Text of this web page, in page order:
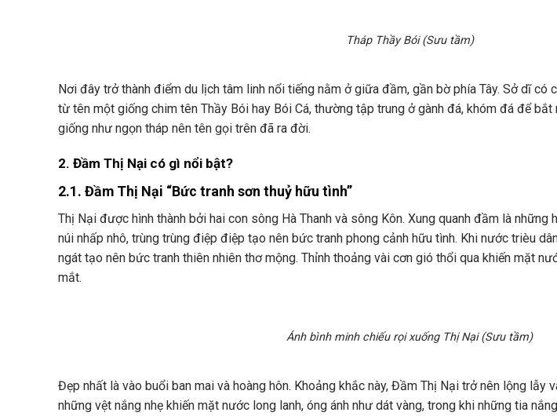
Tháp Thầy Bói (Sưu tầm)
Nơi đây trở thành điểm du lịch tâm linh nổi tiếng nằm ở giữa đầm, gần bờ phía Tây. Sở dĩ có
từ tên một giống chim tên Thầy Bói hay Bói Cá, thường tập trung ở gành đá, khóm đá để
giống như ngọn tháp nên tên gọi trên đã ra đời.
2. Đầm Thị Nại có gì nổi bật?
2.1. Đầm Thị Nại “Bức tranh sơn thuỷ hữu tình”
Thị Nại được hình thành bởi hai con sông Hà Thanh và sông Kôn. Xung quanh đầm là những
núi nhấp nhô, trùng trùng điệp điệp tạo nên bức tranh phong cảnh hữu tình. Khi nước trièu
ngát tạo nên bức tranh thiên nhiên thơ mộng. Thỉnh thoảng vài cơn gió thổi qua khiến mặt
mắt.
Ánh bình minh chiếu rọi xuống Thị Nại (Sưu tầm)
Đẹp nhất là vào buổi ban mai và hoàng hôn. Khoảng khắc này, Đầm Thị Nại trở nên lộng lẫy
những vệt nắng nhẹ khiến mặt nước long lanh, óng ánh như dát vàng, trong khi những tia